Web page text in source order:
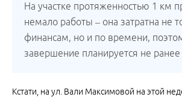
На участке протяженностью 1 км
немало работы – она затратна не
финансам, но и по времени,
завершение планируется не ранее
Кстати, на ул. Вали Максимовой на этой